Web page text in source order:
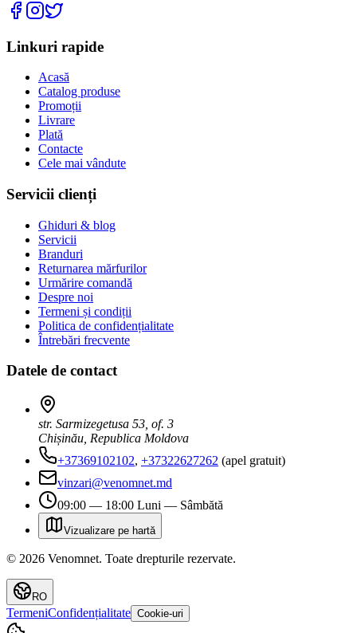
Linkuri rapide
Acasă
Catalog produse
Promoții
Livrare
Plată
Contacte
Cele mai vândute
Servicii clienți
Ghiduri & blog
Servicii
Branduri
Returnarea mărfurilor
Urmărire comandă
Despre noi
Termeni și condiții
Politica de confidențialitate
Întrebări frecvente
Datele de contact
str. Sarmizegetusa 53, of. 3
Chișinău, Republica Moldova
+37369102102, +37322627262 (apel gratuit)
vinzari@venomnet.md
09:00 — 18:00 Luni — Sâmbătă
Vizualizare pe hartă
© 2026 Venomnet. Toate drepturile rezervate.
RO
TermeniConfidențialitate Cookie-uri